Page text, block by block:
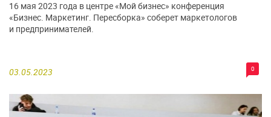
03.05.2023 0
16 мая 2023 года в центре «Мой бизнес» конференция
«Бизнес. Маркетинг. Пересборка» соберет маркетологов
и предпринимателей.